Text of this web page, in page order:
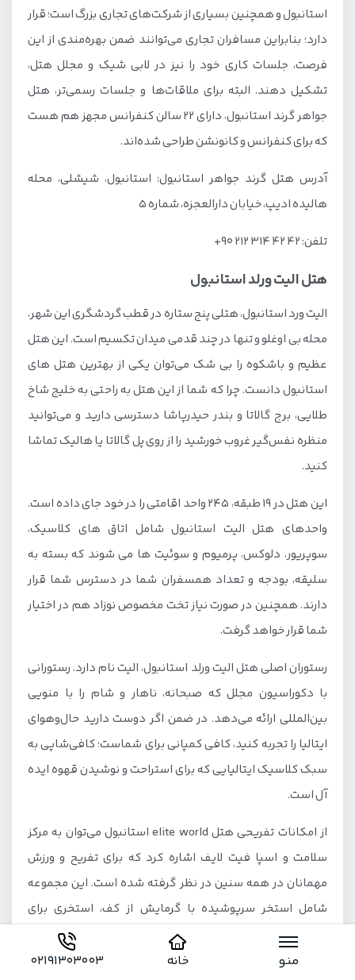
منو خانه 02191303003
استانبول و همچنین بسیاری از شرکت‌های تجاری بزرگ است؛ قرار
دارد؛ بنابراین مسافران تجاری می‌توانند ضمن بهره‌مندی از این
فرصت، جلسات کاری خود را نیز در لابی شیک و مجلل هتل،
تشکیل دهند. البته برای ملاقات‌ها و جلسات رسمی‌تر، هتل
جواهر گرند استانبول، دارای 22 سالن کنفرانس مجهز هم هست
که برای کنفرانس و کانونشن طراحی شده‌اند.
آدرس هتل گرند جواهر استانبول: استانبول، شیشلی، محله
هالیده ادیپ، خیابان دارالعجزه، شماره 5
تلفن: 42 42 314 212 90+
هتل الیت ورلد استانبول
الیت ورد استانبول، هتلی پنج ستاره در قطب گردشگری این شهر،
محله بی اوغلو و تنها در چند قدمی میدان تکسیم است. این هتل
عظیم و باشکوه را بی شک می‌توان یکی از بهترین هتل های
استانبول دانست. چرا که شما از این هتل به راحتی به خلیج شاخ
طلایی، برج گالاتا و بندر حیدرپاشا دسترسی دارید و می‌توانید
منظره نفس‌گیر غروب خورشید را از روی پل گالاتا یا هالیک تماشا
کنید.
این هتل در 19 طبقه، 245 واحد اقامتی را در خود جای داده است.
واحدهای هتل الیت استانبول شامل اتاق های کلاسیک،
سوپریور، دلوکس، پرمیوم و سوئیت ها می شوند که بسته به
سلیقه، بودجه و تعداد همسفران شما در دسترس شما قرار
دارند. همچنین در صورت نیاز تخت مخصوص نوزاد هم در اختیار
شما قرار خواهد گرفت.
رستوران اصلی هتل الیت ورلد استانبول، الیت نام دارد. رستورانی
با دکوراسیون مجلل که صبحانه، ناهار و شام را با منویی
بین‌المللی ارائه می‌دهد. در ضمن اگر دوست دارید حال‌وهوای
ایتالیا را تجربه کنید، کافی کمپانی برای شماست؛ کافی‌شاپی به
سبک کلاسیک ایتالیایی که برای استراحت و نوشیدن قهوه ایده
آل است.
از امکانات تفریحی هتل elite world استانبول می‌توان به مرکز
سلامت و اسپا فیت لایف اشاره کرد که برای تفریح و ورزش
مهمانان در همه سنین در نظر گرفته شده است. این مجموعه
شامل استخر سرپوشیده با گرمایش از کف، استخری برای
کودکان، حمام ترکی با هفت‌حوض مرمر، سونا، جکوزی و ماساژ
می‌شود. سالن ماساژ الیت انواع خدمات ماساژ تخصصی را توسط